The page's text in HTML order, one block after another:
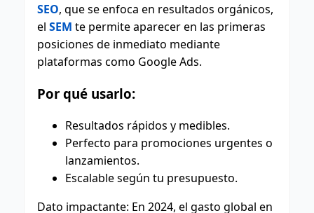
SEO, que se enfoca en resultados orgánicos,
el SEM te permite aparecer en las primeras
posiciones de inmediato mediante
plataformas como Google Ads.
Por qué usarlo:
Resultados rápidos y medibles.
Perfecto para promociones urgentes o
lanzamientos.
Escalable según tu presupuesto.
Dato impactante: En 2024, el gasto global en